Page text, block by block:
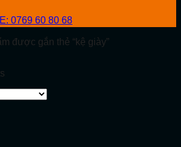
0769 60 80 68
được gắn thẻ “kệ giày”